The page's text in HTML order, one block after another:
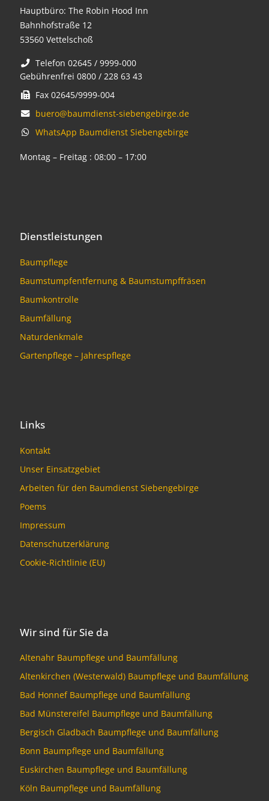
Hauptbüro: The Robin Hood Inn
Bahnhofstraße 12
53560 Vettelschoß
Telefon 02645 / 9999-000
Gebührenfrei 0800 / 228 63 43
Fax 02645/9999-004
buero@baumdienst-siebengebirge.de
WhatsApp Baumdienst Siebengebirge
Montag – Freitag : 08:00 – 17:00
Dienstleistungen
Baumpflege
Baumstumpfentfernung & Baumstumpffräsen
Baumkontrolle
Baumfällung
Naturdenkmale
Gartenpflege – Jahrespflege
Links
Kontakt
Unser Einsatzgebiet
Arbeiten für den Baumdienst Siebengebirge
Poems
Impressum
Datenschutzerklärung
Cookie-Richtlinie (EU)
Wir sind für Sie da
Altenahr Baumpflege und Baumfällung
Altenkirchen (Westerwald) Baumpflege und Baumfällung
Bad Honnef Baumpflege und Baumfällung
Bad Münstereifel Baumpflege und Baumfällung
Bergisch Gladbach Baumpflege und Baumfällung
Bonn Baumpflege und Baumfällung
Euskirchen Baumpflege und Baumfällung
Köln Baumpflege und Baumfällung